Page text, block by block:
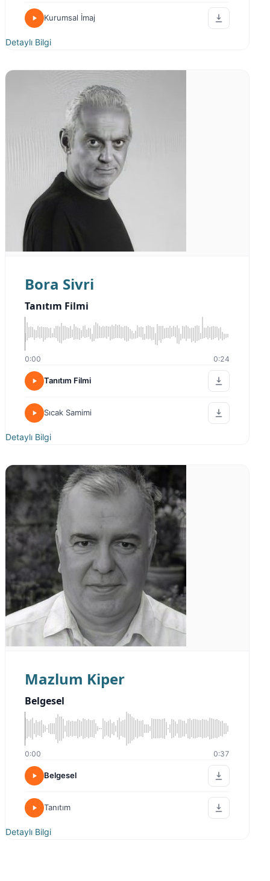
Kurumsal İmaj
Detaylı Bilgi
Bora Sivri
Tanıtım Filmi
0:00 0:24
Tanıtım Filmi
Sıcak Samimi
Detaylı Bilgi
Mazlum Kiper
Belgesel
0:00 0:37
Belgesel
Tanıtım
Detaylı Bilgi